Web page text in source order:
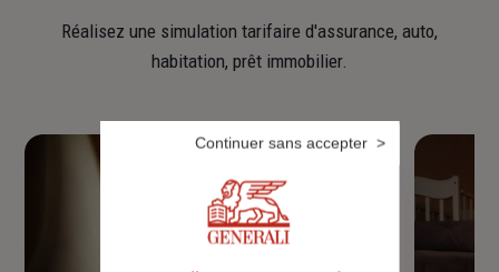
Réalisez une simulation tarifaire d'assurance, auto,
habitation, prêt immobilier.
Continuer sans accepter